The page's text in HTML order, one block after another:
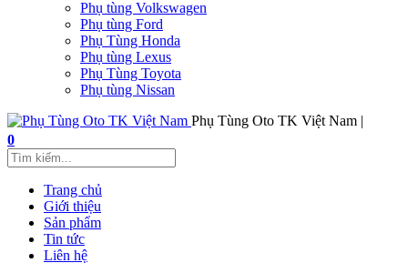
Phụ tùng Volkswagen
Phụ tùng Ford
Phụ Tùng Honda
Phụ tùng Lexus
Phụ Tùng Toyota
Phụ tùng Nissan
Phụ Tùng Oto TK Việt Nam |
0
Trang chủ
Giới thiệu
Sản phẩm
Tin tức
Liên hệ